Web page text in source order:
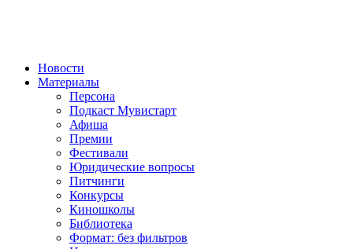
Новости
Материалы
Персона
Подкаст Мувистарт
Афиша
Премии
Фестивали
Юридические вопросы
Питчинги
Конкурсы
Киношколы
Библиотека
Формат: без фильтров